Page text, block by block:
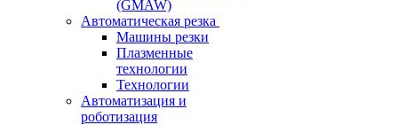
(GMAW)
Автоматическая резка
Машины резки
Плазменные
технологии
Технологии
Автоматизация и
роботизация